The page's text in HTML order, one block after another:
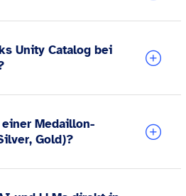
Unity Catalog bei
Medaillon-
Gold)?